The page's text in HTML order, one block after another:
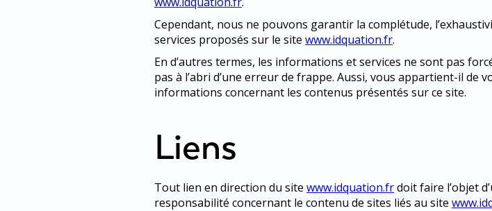
Cependant, nous ne pouvons garantir la complétude,
services proposés sur le site www.idquation.fr.
En d’autres termes, les informations et services ne sont pas
pas à l’abri d’une erreur de frappe. Aussi, vous appartient-il de
informations concernant les contenus présentés sur ce site.
Liens
Tout lien en direction du site www.idquation.frdoit faire l’objet
responsabilité concernant le contenu de sites liés au site